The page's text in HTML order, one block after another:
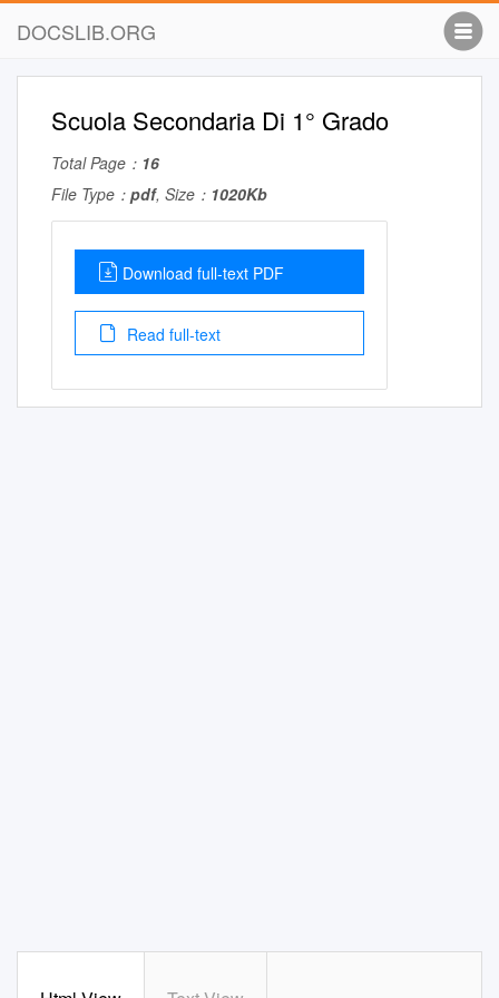
DOCSLIB.ORG
Scuola Secondaria Di 1° Grado
Total Page： 16
File Type： pdf, Size： 1020Kb
Download full-text PDF
Read full-text